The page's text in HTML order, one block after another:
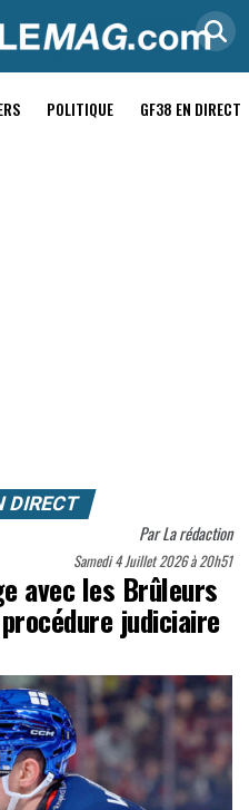
POLITIQUE GF38 EN DIRECT
DIRECT
ParLa rédaction
Samedi 4 Juillet 2026 à 20h51
avec les Brûleurs
judiciaire